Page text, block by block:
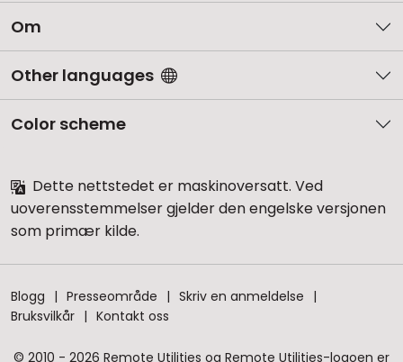
Om
Other languages
Color scheme
Dette nettstedet er maskinoversatt. Ved
uoverensstemmelser gjelder den engelske versjonen
som primær kilde.
Blogg Presseområde
Skriv en anmeldelse
Bruksvilkår
Kontakt oss
© 2010 - 2026 Remote Utilities og Remote Utilities-logoen er